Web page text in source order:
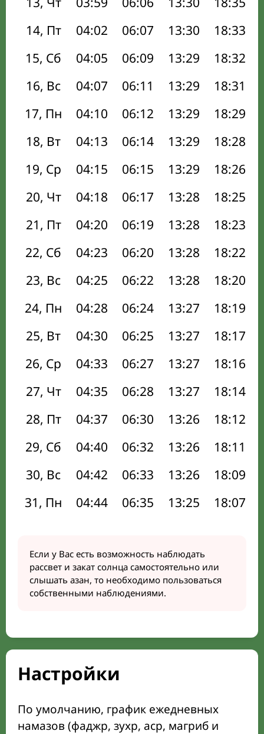
14, Пт
04:02 06:07 13:30 18:33
15, Сб
04:05 06:09 13:29 18:32
16, Вс
04:07 06:11 13:29 18:31
17, Пн
04:10 06:12 13:29 18:29
18, Вт
04:13 06:14 13:29 18:28
19, Ср
04:15 06:15 13:29 18:26
20, Чт
04:18 06:17 13:28 18:25
21, Пт
04:20 06:19 13:28 18:23
22, Сб
04:23 06:20 13:28 18:22
23, Вс
04:25 06:22 13:28 18:20
24, Пн
04:28 06:24 13:27 18:19
25, Вт
04:30 06:25 13:27 18:17
26, Ср
04:33 06:27 13:27 18:16
27, Чт
04:35 06:28 13:27 18:14
28, Пт
04:37 06:30 13:26 18:12
29, Сб
04:40 06:32 13:26 18:11
30, Вс
04:42 06:33 13:26 18:09
31, Пн
04:44 06:35 13:25 18:07
Если у Вас есть возможность наблюдать
рассвет и закат солнца самостоятельно или
слышать азан, то необходимо пользоваться
собственными наблюдениями.
Настройки
По умолчанию, график ежедневных
намазов (фаджр, зухр, аср, магриб и